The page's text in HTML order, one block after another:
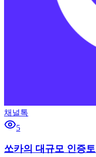
채널톡
5
쏘카의 대규모 인증